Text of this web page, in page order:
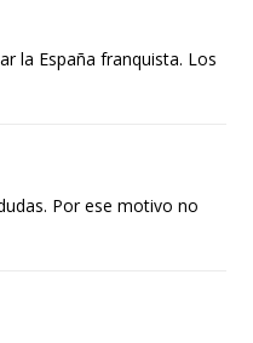
la España franquista. Los
Por ese motivo no